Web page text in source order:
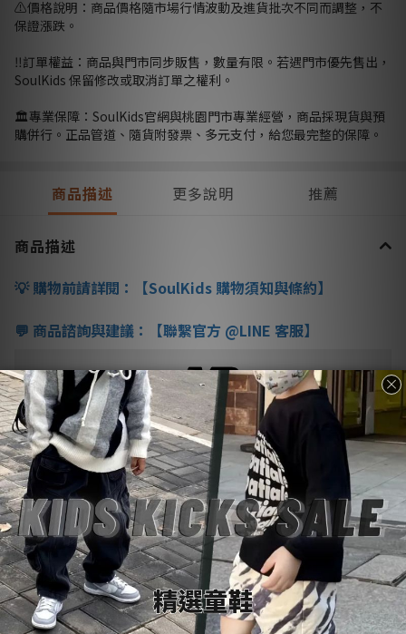
⚠️價格說明：商品價格隨市場行情波動及進貨批次不同而調整，不
保證漲跌。
‼️訂單權益：商品與門市同步販售，數量有限。若遇門市優先售出，
SoulKids 保留修改或取消訂單之權利。
🏛️專業保障：SoulKids官網與桃園門市專業經營，商品採現貨與預
購併行。正品管道、隨貨附發票、多元支付，給您最完整的保障。
商品描述 更多說明 推薦
商品描述
💡 購物前請詳閱：【SoulKids 購物須知與條約】
💬 商品諮詢與建議：【聯繫官方 @LINE 客服】
更多說明